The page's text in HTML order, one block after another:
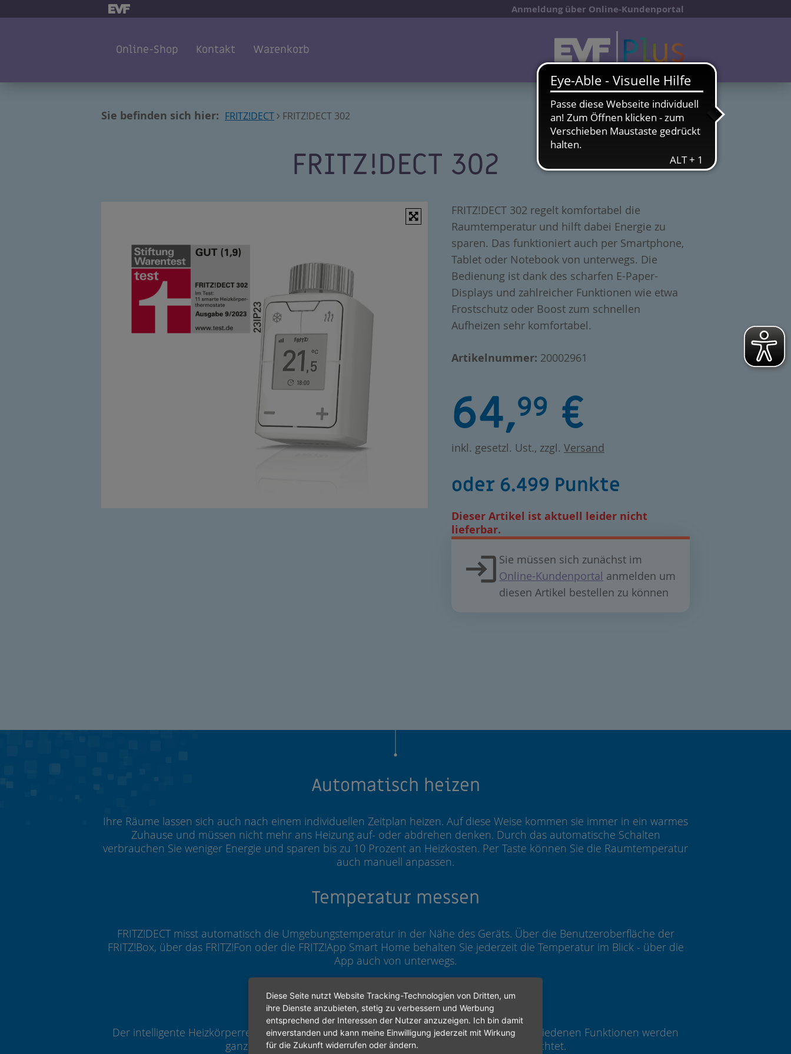
Anmeldung über Online-Kundenportal
Online-Shop Kontakt Warenkorb
Sie befinden sich hier: FRITZ!DECT FRITZ!DECT 302
FRITZ!DECT 302
FRITZ!DECT 302 regelt komfortabel die
Raumtemperatur und hilft dabei Energie zu
sparen. Das funktioniert auch per Smartphone,
Tablet oder Notebook von unterwegs. Die
Bedienung ist dank des scharfen E-Paper-
Displays und zahlreicher Funktionen wie etwa
Frostschutz oder Boost zum schnellen
Aufheizen sehr komfortabel.
Artikelnummer: 20002961
64,99 €
inkl. gesetzl. Ust., zzgl. Versand
oder 6.499 Punkte
Dieser Artikel ist aktuell leider nicht
lieferbar.
Sie müssen sich zunächst im
Online-Kundenportal anmelden um
diesen Artikel bestellen zu können
Automatisch heizen
Ihre Räume lassen sich auch nach einem individuellen Zeitplan heizen. Auf diese Weise kommen sie immer in ein warmes
Zuhause und müssen nicht mehr ans Heizung auf- oder abdrehen denken. Durch das automatische Schalten
verbrauchen Sie weniger Energie und sparen bis zu 10 Prozent an Heizkosten. Per Taste können Sie die Raumtemperatur
auch manuell anpassen.
Temperatur messen
FRITZ!DECT misst automatisch die Umgebungstemperatur in der Nähe des Geräts. Über die Benutzeroberfläche der
FRITZ!Box, über das FRITZ!Fon oder die FRITZ!App Smart Home behalten Sie jederzeit die Temperatur im Blick - über die
App auch von unterwegs.
Per DECT im Heimnetz
Der intelligente Heizkörperregler ist über DECT-Funk in Ihr Heimnetz integriert. Die verschiedenen Funktionen werden
ganz einfach über die Benutzeroberfläche Ihrer FRITZ!Box eingerichtet.
Diese Seite nutzt Website Tracking-Technologien von Dritten, um
ihre Dienste anzubieten, stetig zu verbessern und Werbung
entsprechend der Interessen der Nutzer anzuzeigen. Ich bin damit
einverstanden und kann meine Einwilligung jederzeit mit Wirkung
für die Zukunft widerrufen oder ändern.